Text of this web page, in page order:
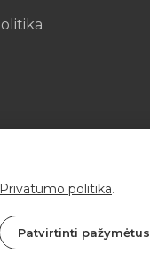
Privatumo politika.
Patvirtinti pažymėtus